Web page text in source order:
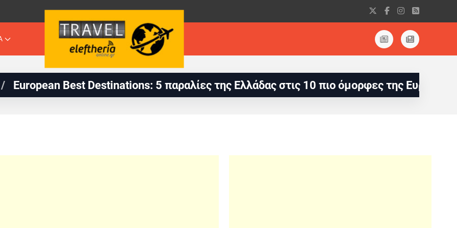
Best Destinations: 5 παραλίες της Ελλάδας στις 10 πιο όμορφες της Ευρώπης